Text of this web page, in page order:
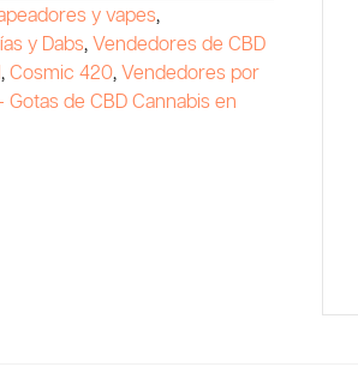
y vapes,
y Dabs, Vendedores de CBD
,Cosmic 420, Vendedores por
Gotas de CBD Cannabis en